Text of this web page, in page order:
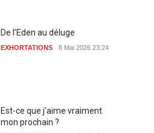
De l’Eden au déluge
EXHORTATIONS 8 Mai 2026 23:24
Est-ce que j’aime vraiment
mon prochain ?